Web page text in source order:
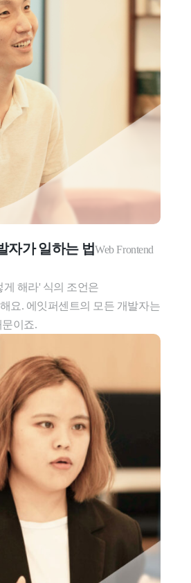
자가 일하는 법Web Frontend
해라' 식의 조언은
요. 에잇퍼센트의 모든 개발자는